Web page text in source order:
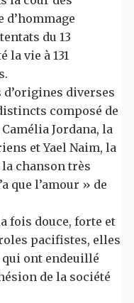
du 13
la vie à 131
diverses
composé de
Jordana, la
et Yael Naim, la
chanson très
que l’amour » de
fois douce, forte et
pacifistes, elles
ont endeuillé
de la société